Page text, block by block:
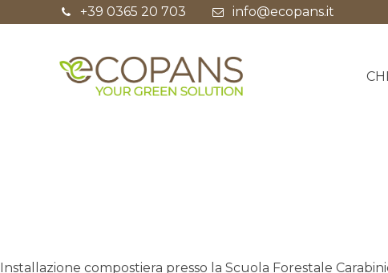
+39 0365 20 703 info@ecopans.it
Installazione compostiera presso la Scuola Forestale